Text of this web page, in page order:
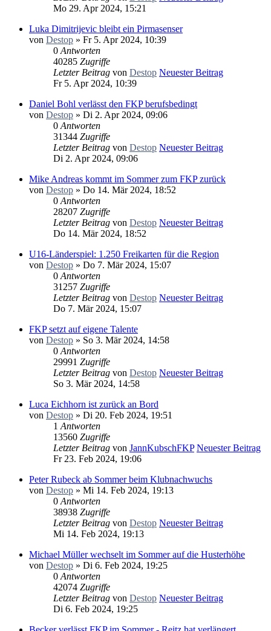
Mo 29. Apr 2024, 15:21
Luka Dimitrijevic bleibt ein Pirmasenser
von Destop » Fr 5. Apr 2024, 10:39
0 Antworten
40285 Zugriffe
Letzter Beitrag von Destop Neuester Beitrag
Fr 5. Apr 2024, 10:39
Daniel Bohl verlässt den FKP berufsbedingt
von Destop » Di 2. Apr 2024, 09:06
0 Antworten
31344 Zugriffe
Letzter Beitrag von Destop Neuester Beitrag
Di 2. Apr 2024, 09:06
Mike Andreas kommt im Sommer zum FKP zurück
von Destop » Do 14. Mär 2024, 18:52
0 Antworten
28207 Zugriffe
Letzter Beitrag von Destop Neuester Beitrag
Do 14. Mär 2024, 18:52
U16-Länderspiel: 1.250 Freikarten für die Region
von Destop » Do 7. Mär 2024, 15:07
0 Antworten
31257 Zugriffe
Letzter Beitrag von Destop Neuester Beitrag
Do 7. Mär 2024, 15:07
FKP setzt auf eigene Talente
von Destop » So 3. Mär 2024, 14:58
0 Antworten
29991 Zugriffe
Letzter Beitrag von Destop Neuester Beitrag
So 3. Mär 2024, 14:58
Luca Eichhorn ist zurück an Bord
von Destop » Di 20. Feb 2024, 19:51
1 Antworten
13560 Zugriffe
Letzter Beitrag von JannKubschFKP Neuester Beitrag
Fr 23. Feb 2024, 19:06
Peter Rubeck ab Sommer beim Klubnachwuchs
von Destop » Mi 14. Feb 2024, 19:13
0 Antworten
38938 Zugriffe
Letzter Beitrag von Destop Neuester Beitrag
Mi 14. Feb 2024, 19:13
Michael Müller wechselt im Sommer auf die Husterhöhe
von Destop » Di 6. Feb 2024, 19:25
0 Antworten
42074 Zugriffe
Letzter Beitrag von Destop Neuester Beitrag
Di 6. Feb 2024, 19:25